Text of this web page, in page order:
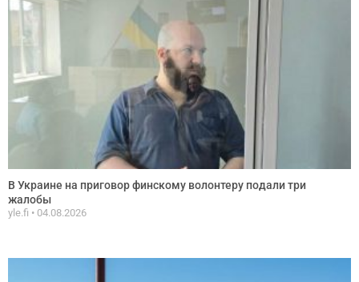
В Украине на приговор финскому волонтеру подали три
жалобы
yle.fi 04.08.2026